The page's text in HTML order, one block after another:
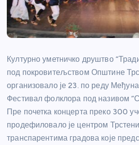
Културно уметничко друштво
под покровитељством Општине
организовало је 23. по реду
Фестивал фолклора под називом
Пре почетка концерта преко 300
продефиловало је центром
транспарентима градова које